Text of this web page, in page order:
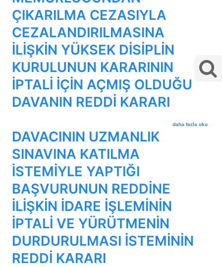
ÇIKARILMA CEZASIYLA
CEZALANDIRILMASINA
İLİŞKİN YÜKSEK DİSİPLİN
KURULUNUN KARARININ
İPTALİ İÇİN AÇMIŞ OLDUĞU
DAVANIN REDDİ KARARI
DAVACININ 657
daha fazla oku
DAVACININ UZMANLIK
SINAVINA KATILMA
İSTEMİYLE YAPTIĞI
BAŞVURUNUN REDDİNE
İLİŞKİN İDARE İŞLEMİNİN
İPTALİ VE YÜRÜTMENİN
DURDURULMASI İSTEMİNİN
REDDİ KARARI